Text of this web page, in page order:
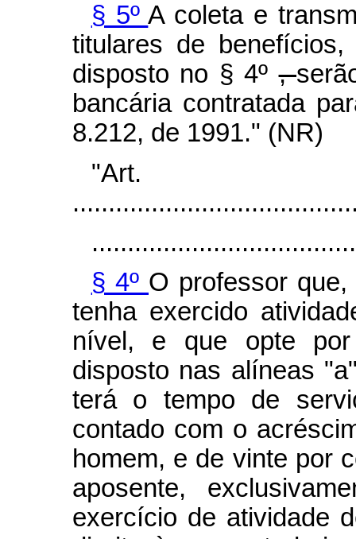
§ 5ºA coleta e
titulares de
disposto no § 4º,
bancária contratada
8.212, de 1991." (NR)
§ 4º O professor
tenha exercido
nível, e que opte
disposto nas alíneas
terá o tempo de
contado com o
homem, e de vinte por
aposente,
exercício de atividade